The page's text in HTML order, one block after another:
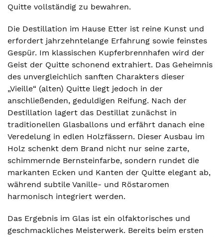
Quitte vollständig zu bewahren.
Die Destillation im Hause Etter ist reine Kunst und
erfordert jahrzehntelange Erfahrung sowie feinstes
Gespür. Im klassischen Kupferbrennhafen wird der
Geist der Quitte schonend extrahiert. Das Geheimnis
des unvergleichlich sanften Charakters dieser
„Vieille“ (alten) Quitte liegt jedoch in der
anschließenden, geduldigen Reifung. Nach der
Destillation lagert das Destillat zunächst in
traditionellen Glasballons und erfährt danach eine
Veredelung in edlen Holzfässern. Dieser Ausbau im
Holz schenkt dem Brand nicht nur seine zarte,
schimmernde Bernsteinfarbe, sondern rundet die
markanten Ecken und Kanten der Quitte elegant ab,
während subtile Vanille- und Röstaromen
harmonisch integriert werden.
Das Ergebnis im Glas ist ein olfaktorisches und
geschmackliches Meisterwerk. Bereits beim ersten